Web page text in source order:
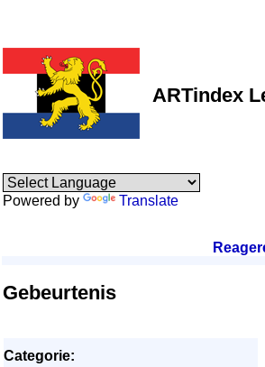
ARTindex
Powered by Translate
Gebeurtenis
Categorie: